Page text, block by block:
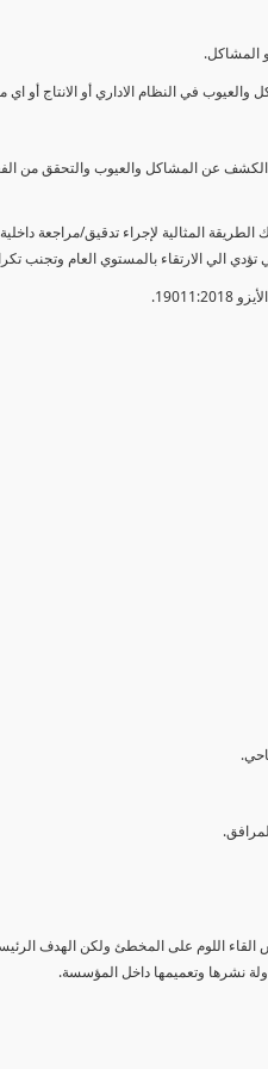
المشاكل.
في النظام الاداري أو الانتاج أو
عن المشاكل والعيوب والتحقق من
المثالية لإجراء تدقيق/مراجعة
الي الارتقاء بالمستوي العام وتجنب
القاء اللوم على المخطئ ولكن الهدف
نشرها وتعميمها داخل المؤسسة.